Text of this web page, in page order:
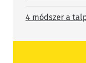
4 módszer a